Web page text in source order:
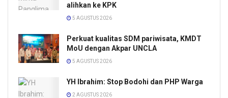
alihkan ke KPK
5 AGUSTUS 2026
Perkuat kualitas SDM pariwisata, KMDT
MoU dengan Akpar UNCLA
5 AGUSTUS 2026
YH Ibrahim: Stop Bodohi dan PHP Warga
2 AGUSTUS 2026